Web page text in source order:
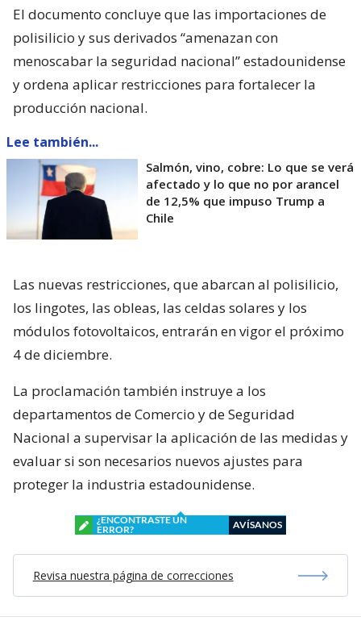
El documento concluye que las importaciones de
polisilicio y sus derivados “amenazan con
menoscabar la seguridad nacional” estadounidense
y ordena aplicar restricciones para fortalecer la
producción nacional.
Lee también...
Salmón, vino, cobre: Lo que se verá
afectado y lo que no por arancel
de 12,5% que impuso Trump a
Chile
Las nuevas restricciones, que abarcan al polisilicio,
los lingotes, las obleas, las celdas solares y los
módulos fotovoltaicos, entrarán en vigor el próximo
4 de diciembre.
La proclamación también instruye a los
departamentos de Comercio y de Seguridad
Nacional a supervisar la aplicación de las medidas y
evaluar si son necesarios nuevos ajustes para
proteger la industria estadounidense.
¿ENCONTRASTE UN
ERROR?
AVÍSANOS
Revisa nuestra página de correcciones